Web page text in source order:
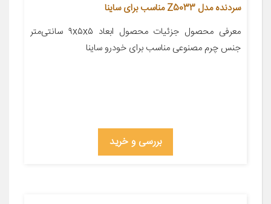
سردنده مدل Z5033 مناسب برای ساینا
معرفی محصول جزئیات محصول ابعاد ۹x۵x۵ سانتی‌متر
جنس چرم مصنوعی مناسب برای خودرو ساینا
بررسی و خرید